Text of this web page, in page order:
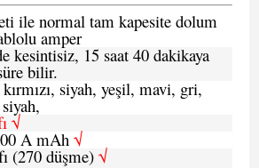
ile normal tam kapesite dolum
amper
kesintisiz, 15 saat 40 dakikaya
bilir.
siyah, yeşil, mavi, gri,
√
A mAh√
(270 düşme) √